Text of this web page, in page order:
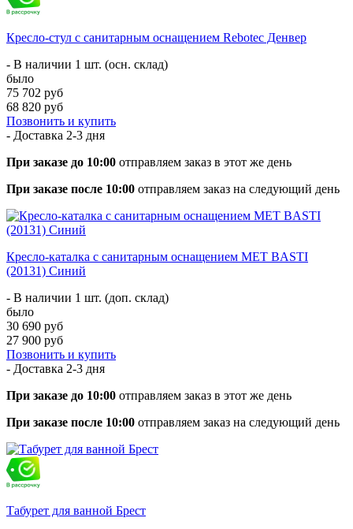
Кресло-стул с санитарным оснащением Rebotec Денвер
- В наличии 1 шт. (осн. склад)
было
75 702 руб
68 820 руб
Позвонить и купить
- Доставка 2-3 дня
При заказе до 10:00 отправляем заказ в этот же день
При заказе после 10:00 отправляем заказ на следующий день
Кресло-каталка с санитарным оснащением MET BASTI
(20131) Синий
- В наличии 1 шт. (доп. склад)
было
30 690 руб
27 900 руб
Позвонить и купить
- Доставка 2-3 дня
При заказе до 10:00 отправляем заказ в этот же день
При заказе после 10:00 отправляем заказ на следующий день
Табурет для ванной Брест